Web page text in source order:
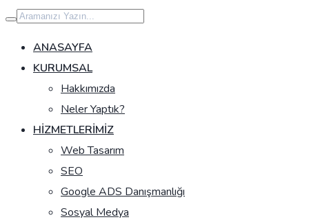
İçeriğe
geç
ANASAYFA
KURUMSAL
Hakkımızda
Neler Yaptık?
HIZMETLERIMIZ
Web Tasarım
SEO
Google ADS Danışmanlığı
Sosyal Medya